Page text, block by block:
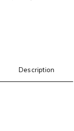
Description